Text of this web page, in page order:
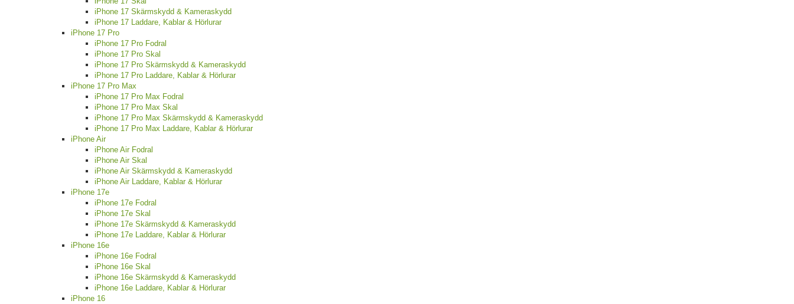
iPhone 17 Skärmskydd & Kameraskydd
iPhone 17 Laddare, Kablar & Hörlurar
iPhone 17 Pro
iPhone 17 Pro Fodral
iPhone 17 Pro Skal
iPhone 17 Pro Skärmskydd & Kameraskydd
iPhone 17 Pro Laddare, Kablar & Hörlurar
iPhone 17 Pro Max
iPhone 17 Pro Max Fodral
iPhone 17 Pro Max Skal
iPhone 17 Pro Max Skärmskydd & Kameraskydd
iPhone 17 Pro Max Laddare, Kablar & Hörlurar
iPhone Air
iPhone Air Fodral
iPhone Air Skal
iPhone Air Skärmskydd & Kameraskydd
iPhone Air Laddare, Kablar & Hörlurar
iPhone 17e
iPhone 17e Fodral
iPhone 17e Skal
iPhone 17e Skärmskydd & Kameraskydd
iPhone 17e Laddare, Kablar & Hörlurar
iPhone 16e
iPhone 16e Fodral
iPhone 16e Skal
iPhone 16e Skärmskydd & Kameraskydd
iPhone 16e Laddare, Kablar & Hörlurar
iPhone 16